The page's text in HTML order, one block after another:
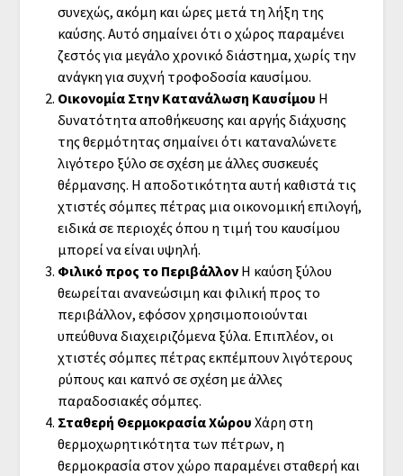
συνεχώς, ακόμη και ώρες μετά τη λήξη της
καύσης. Αυτό σημαίνει ότι ο χώρος παραμένει
ζεστός για μεγάλο χρονικό διάστημα, χωρίς την
ανάγκη για συχνή τροφοδοσία καυσίμου.
Οικονομία Στην Κατανάλωση Καυσίμου Η
δυνατότητα αποθήκευσης και αργής διάχυσης
της θερμότητας σημαίνει ότι καταναλώνετε
λιγότερο ξύλο σε σχέση με άλλες συσκευές
θέρμανσης. Η αποδοτικότητα αυτή καθιστά τις
χτιστές σόμπες πέτρας μια οικονομική επιλογή,
ειδικά σε περιοχές όπου η τιμή του καυσίμου
μπορεί να είναι υψηλή.
Φιλικό προς το ΠεριβάλλονΗ καύση ξύλου
θεωρείται ανανεώσιμη και φιλική προς το
περιβάλλον, εφόσον χρησιμοποιούνται
υπεύθυνα διαχειριζόμενα ξύλα. Επιπλέον, οι
χτιστές σόμπες πέτρας εκπέμπουν λιγότερους
ρύπους και καπνό σε σχέση με άλλες
παραδοσιακές σόμπες.
Σταθερή Θερμοκρασία Χώρου Χάρη στη
θερμοχωρητικότητα των πέτρων, η
θερμοκρασία στον χώρο παραμένει σταθερή και